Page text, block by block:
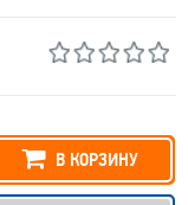
В КОРЗИНУ